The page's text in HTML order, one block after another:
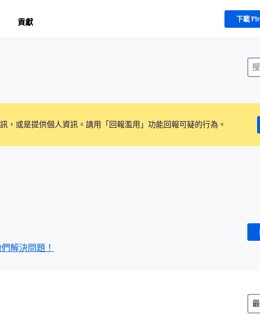
貢獻 下載
，或是提供個人資訊。請用「回報濫用」功能回報可疑的行為。
解決問題！